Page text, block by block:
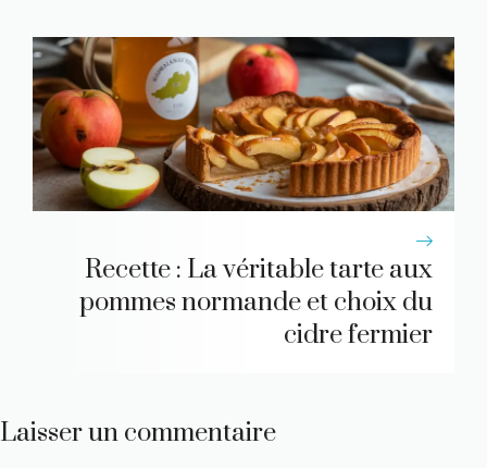
Recette : La véritable tarte aux
pommes normande et choix du
cidre fermier
Laisser un commentaire